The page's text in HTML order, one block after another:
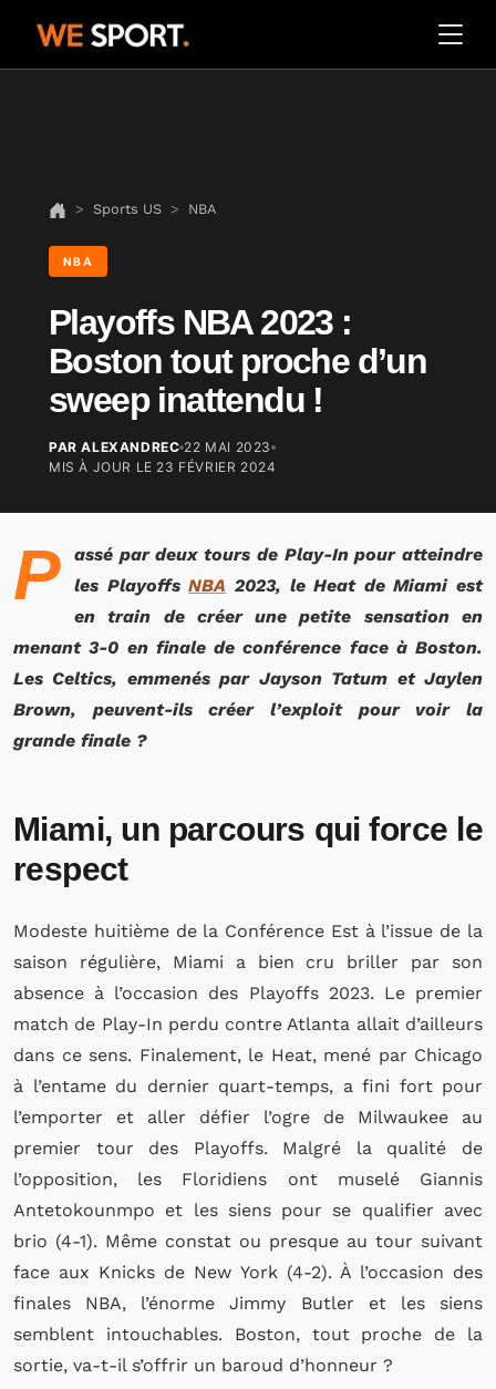
Sports US NBA
NBA
Playoffs NBA 2023 :
Boston tout proche d’un
sweep inattendu !
PAR ALEXANDREC 22 MAI 2023
MIS À JOUR LE 23 FÉVRIER 2024
P
assé par deux tours de Play-In pour atteindre
les PlayoffsNBA 2023, le Heat de Miami est
en train de créer une petite sensation en
menant 3-0 en finale de conférence face à Boston.
Les Celtics, emmenés par Jayson Tatum et Jaylen
Brown, peuvent-ils créer l’exploit pour voir la
grande finale ?
Miami, un parcours qui force le
respect
Modeste huitième de la Conférence Est à l’issue de la
saison régulière, Miami a bien cru briller par son
absence à l’occasion des Playoffs 2023. Le premier
match de Play-In perdu contre Atlanta allait d’ailleurs
dans ce sens. Finalement, le Heat, mené par Chicago
à l’entame du dernier quart-temps, a fini fort pour
l’emporter et aller défier l’ogre de Milwaukee au
premier tour des Playoffs. Malgré la qualité de
l’opposition, les Floridiens ont muselé Giannis
Antetokounmpo et les siens pour se qualifier avec
brio (4-1). Même constat ou presque au tour suivant
face aux Knicks de New York (4-2). À l’occasion des
finales NBA, l’énorme Jimmy Butler et les siens
semblent intouchables. Boston, tout proche de la
sortie, va-t-il s’offrir un baroud d’honneur ?